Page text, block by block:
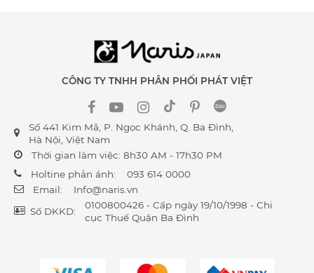
CÔNG TY TNHH PHÂN PHỐI PHÁT VIỆT
Số 441 Kim Mã, P. Ngọc Khánh, Q. Ba Đình,
Hà Nội, Việt Nam
Thời gian làm việc: 8h30 AM - 17h30 PM
Holtine phản ánh:
093 614 0000
Email:
Info@naris.vn
Số DKKD:
0100800426 - Cấp ngày 19/10/1998 - Chi
cục Thuế Quận Ba Đình